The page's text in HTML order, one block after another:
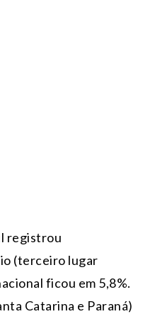
registrou
(terceiro lugar
ficou em 5,8%.
Catarina e Paraná)